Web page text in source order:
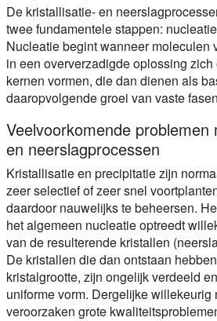
De kristallisatie- en
twee fundamentele stappen:
Nucleatie begint wanneer moleculen
in een oververzadigde oplossing
kernen vormen, die dan dienen als
daaropvolgende groei van vaste
Veelvoorkomende problemen
en neerslagprocessen
Kristallisatie en precipitatie zijn
zeer selectief of zeer snel
daardoor nauwelijks te beheersen.
het algemeen nucleatie optreedt
van de resulterende kristallen
De kristallen die dan ontstaan
kristalgrootte, zijn ongelijk verdeeld
uniforme vorm. Dergelijke
veroorzaken grote